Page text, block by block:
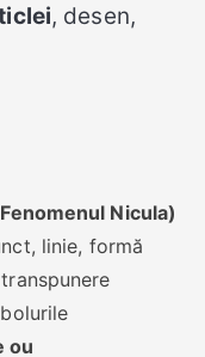
, desen,
Nicula)
linie, formă
ou